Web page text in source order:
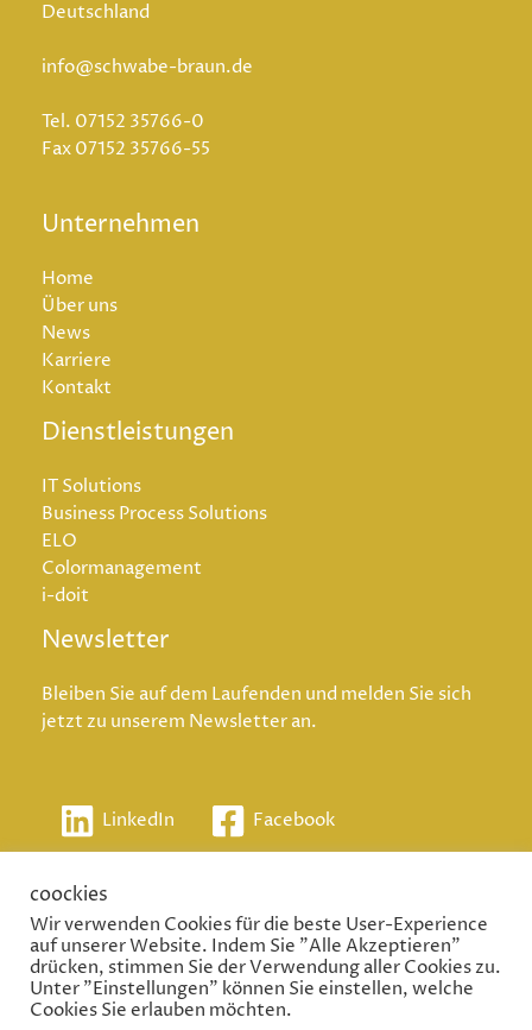
Deutschland
info@schwabe-braun.de
Tel. 07152 35766-0
Fax 07152 35766-55
Unternehmen
Home
Über uns
News
Karriere
Kontakt
Dienstleistungen
IT Solutions
Business Process Solutions
ELO
Colormanagement
i-doit
Newsletter
Bleiben Sie auf dem Laufenden und melden Sie sich
jetzt zu unserem Newsletter an.
LinkedIn Facebook
2026 ©
schwabe+braun
Datensch
utz
coockies
Wir verwenden Cookies für die beste User-Experience
auf unserer Website. Indem Sie "Alle Akzeptieren"
drücken, stimmen Sie der Verwendung aller Cookies zu.
Unter "Einstellungen" können Sie einstellen, welche
Cookies Sie erlauben möchten.